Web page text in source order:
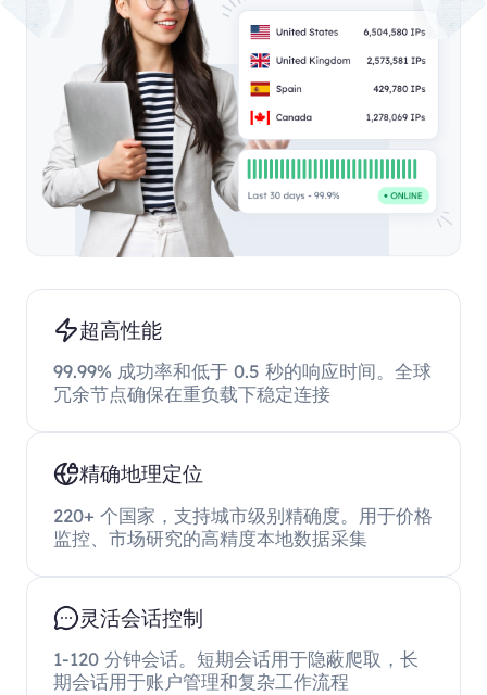
超高性能
99.99% 成功率和低于 0.5 秒的响应时间。全球
冗余节点确保在重负载下稳定连接
精确地理定位
220+ 个国家，支持城市级别精确度。用于价格
监控、市场研究的高精度本地数据采集
灵活会话控制
1-120 分钟会话。短期会话用于隐蔽爬取，长
期会话用于账户管理和复杂工作流程